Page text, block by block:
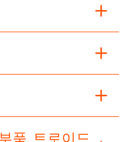
품, 트로이드